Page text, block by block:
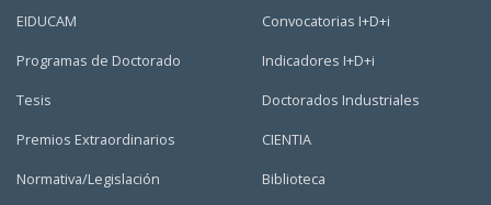
EIDUCAM
Programas de Doctorado
Tesis
Premios Extraordinarios
Normativa/Legislación
Convocatorias I+D+i
Indicadores I+D+i
Doctorados Industriales
CIENTIA
Biblioteca